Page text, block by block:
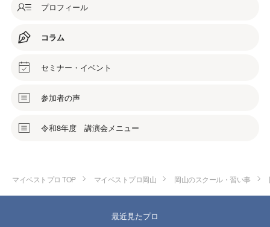
プロフィール
コラム
セミナー・イベント
参加者の声
令和8年度 講演会メニュー
マイベストプロ TOP マイベストプロ岡山 岡山のスクール・習い事
最近見たプロ